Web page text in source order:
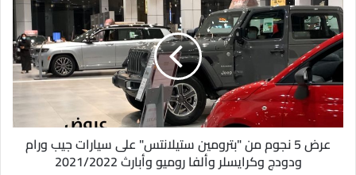
عرض 5 نجوم من "بترومين ستيلانتس" على سيارات جيب ورام
ودودج وكرايسلر وألفا روميو وأبارث 2021/2022